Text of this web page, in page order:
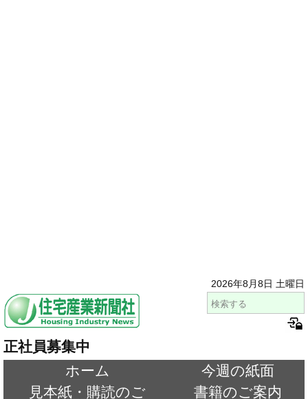
2026年8月8日 土曜日
正社員募集中
ホーム
今週の紙面
見本紙・購読のご
書籍のご案内